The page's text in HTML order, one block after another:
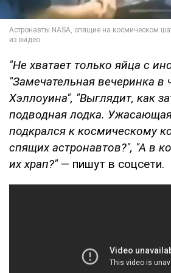
"Не хватает только яйца с
"Замечательная вечеринка в
Хэллоуина", "Выглядит, как
подводная лодка.
подкрался к космическому
спящих астронавтов?", "А в
их храп?"— пишут в соцсети.